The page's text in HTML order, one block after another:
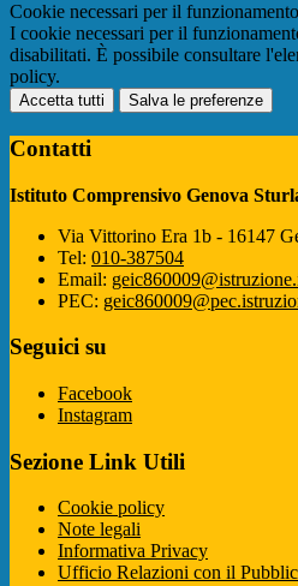
Cookie necessari per il funzionamento
I cookie necessari per il
disabilitati. È possibile consultare
policy.
Accetta tutti Salva le preferenze
Contatti
Istituto Comprensivo Genova
Via Vittorino Era 1b - 16147
Tel: 010-387504
Email:
PEC:
Seguici su
Facebook
Instagram
Sezione Link Utili
Cookie policy
Note legali
Informativa Privacy
Ufficio Relazioni con il